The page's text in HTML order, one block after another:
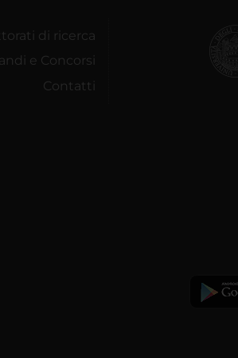
di ricerca
e Concorsi
Contatti